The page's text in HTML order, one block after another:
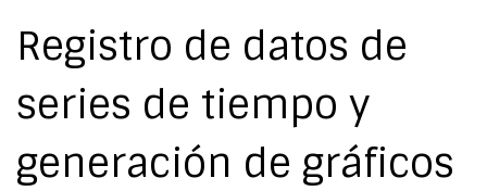
Registro de datos de
series de tiempo y
generación de gráficos